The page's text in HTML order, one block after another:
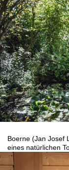
Boerne (Jan Josef
eines natürlichen